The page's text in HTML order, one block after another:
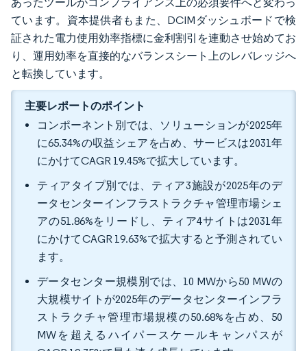
ています。資本提供者もまた、DCIMダッシュボードで検
証された電力使用効率指標に金利割引を連動させ始めてお
り、運用効率を直接的なバランスシート上のレバレッジへ
と転換しています。
主要レポートのポイント
コンポーネント別では、ソリューションが2025年
に65.34%の収益シェアを占め、サービスは2031年
にかけてCAGR 19.45%で拡大しています。
ティアタイプ別では、ティア3施設が2025年のデ
ータセンターインフラストラクチャ管理市場シェ
アの51.86%をリードし、ティア4サイトは2031年
にかけてCAGR 19.63%で拡大すると予測されてい
ます。
データセンター規模別では、10 MWから50 MWの
大規模サイトが2025年のデータセンターインフラ
ストラクチャ管理市場規模の50.68%を占め、50
MWを超えるハイパースケールキャンパスが